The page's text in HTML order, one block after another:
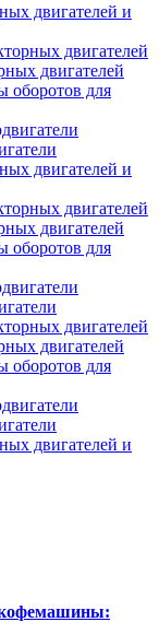
двигателей и
двигателей
двигателей
оборотов для
двигателей и
двигателей
двигателей
оборотов для
двигателей
двигателей
оборотов для
двигателей и
кофемашины: